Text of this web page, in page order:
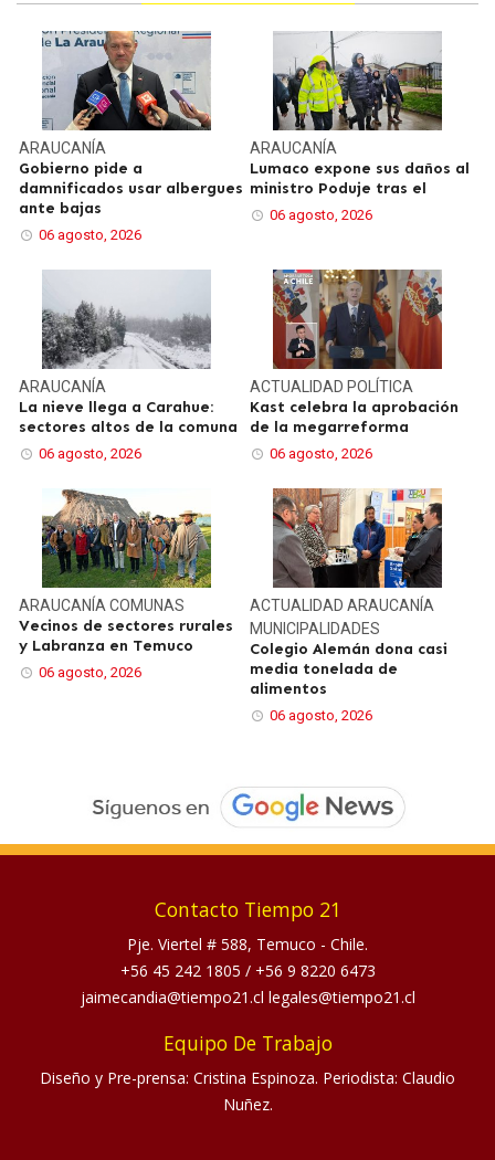
ARAUCANÍA
Gobierno pide a
damnificados usar albergues
ante bajas
06 agosto, 2026
ARAUCANÍA
Lumaco expone sus daños al
ministro Poduje tras el
06 agosto, 2026
ARAUCANÍA
La nieve llega a Carahue:
sectores altos de la comuna
06 agosto, 2026
ACTUALIDAD POLÍTICA
Kast celebra la aprobación
de la megarreforma
06 agosto, 2026
ARAUCANÍACOMUNAS
Vecinos de sectores rurales
y Labranza en Temuco
06 agosto, 2026
ACTUALIDAD ARAUCANÍA
MUNICIPALIDADES
Colegio Alemán dona casi
media tonelada de
alimentos
06 agosto, 2026
Contacto Tiempo 21
Pje. Viertel # 588, Temuco - Chile.
+56 45 242 1805 / +56 9 8220 6473
jaimecandia@tiempo21.cl legales@tiempo21.cl
Equipo De Trabajo
Diseño y Pre-prensa: Cristina Espinoza. Periodista: Claudio
Nuñez.